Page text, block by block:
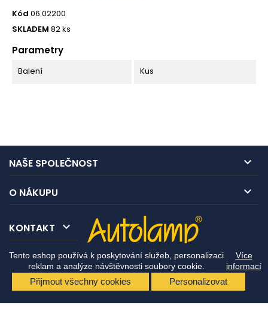
Tento eshop používá k poskytování služeb, personalizaci
reklam a analýze návštěvnosti soubory cookie.
Více
informací
Přijmout všechny cookies Personalizovat
Kód 06.02200
SKLADEM 82 ks
Parametry
Balení Kus
NAŠE SPOLEČNOST 
O NÁKUPU 
KONTAKT 